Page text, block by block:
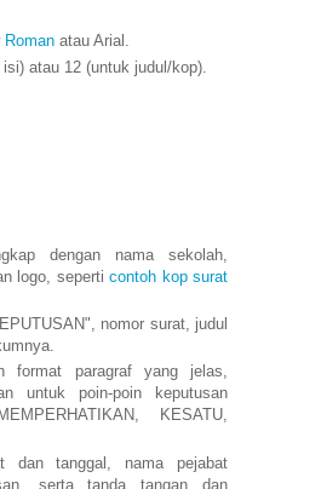
Roman atau Arial.
isi) atau 12 (untuk judul/kop).
dengan nama sekolah,
logo, seperticontoh kop surat
nomor surat, judul
format paragraf yang jelas,
untuk poin-poin keputusan
KESATU,
dan tanggal, nama pejabat
serta tanda tangan dan